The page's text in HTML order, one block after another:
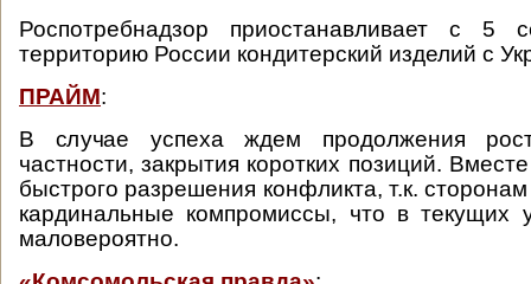
Роспотребнадзор приостанавливает с 5
территорию России кондитерский изделий с
ПРАЙМ:
В случае успеха ждем продолжения
частности, закрытия коротких позиций.
быстрого разрешения конфликта, т.к.
кардинальные компромиссы, что в текущих
маловероятно.